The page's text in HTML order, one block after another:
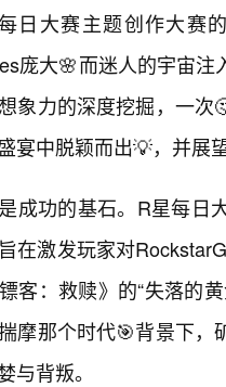
日大赛主题创作大赛
庞大🌸而迷人的宇宙
象力的深度挖掘，一
宴中脱颖而出💡，并展
成功的基石。R星每日
在激发玩家对
客：救赎》的“失落的
摩那个时代🎯背景下
与背叛。